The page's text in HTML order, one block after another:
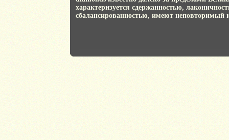
характеризуется сдержанностью,
сбалансированностью, имеют неповторимый